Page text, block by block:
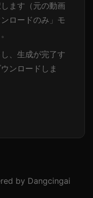
ます（元の動画
ロードのみ」モ
、生成が完了す
ンロードしま
by Dangcingai